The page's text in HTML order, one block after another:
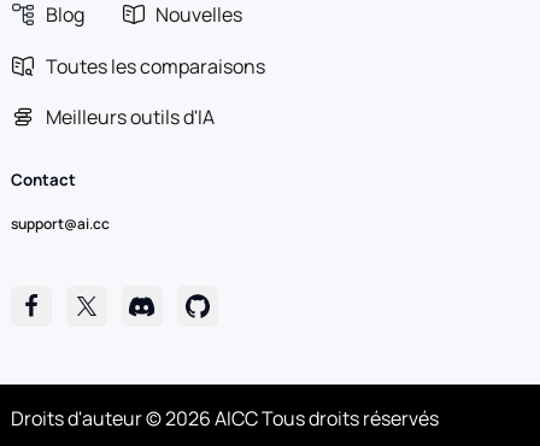
Blog
Nouvelles
Toutes les comparaisons
Meilleurs outils d'IA
Contact
support@ai.cc
Droits d'auteur © 2026 AICC Tous droits réservés